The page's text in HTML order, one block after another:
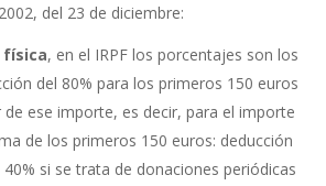
del 23 de diciembre:
física, en el IRPF los porcentajes son los
del 80% para los primeros 150 euros
de ese importe, es decir, para el importe
de los primeros 150 euros: deducción
40% si se trata de donaciones periódicas